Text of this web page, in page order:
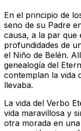
En el principio de
seno de su Padre
causa, a la par que
profundidades de
el Niño de Belén.
genealogía del
contemplan la vida
llevaba.
La vida del Verbo
vida maravillosa y
otra morada en